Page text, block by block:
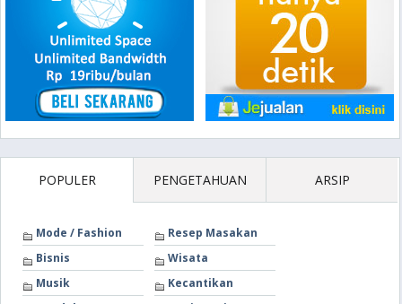
POPULER PENGETAHUAN ARSIP
Mode / Fashion
Resep Masakan
Bisnis
Wisata
Musik
Kecantikan